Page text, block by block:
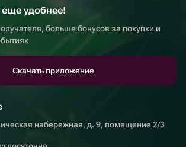
удобнее!
больше бонусов за покупки и
Скачать приложение
набережная, д. 9, помещение 2/3